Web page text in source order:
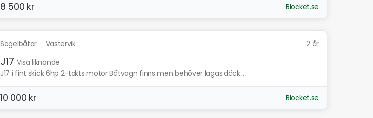
8 500 kr Blocket.se
Segelbåtar · Västervik 2 år
J17 Visa liknande
J17 i fint skick 6hp 2-takts motor Båtvagn finns men behöver lagas däck...
10 000 kr Blocket.se